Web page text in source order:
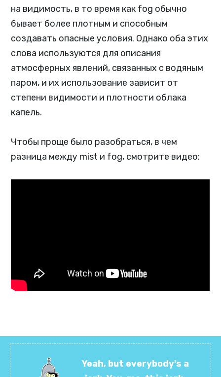
на видимость, в то время как fog обычно
бывает более плотным и способным
создавать опасные условия. Однако оба этих
слова используются для описания
атмосферных явлений, связанных с водяным
паром, и их использование зависит от
степени видимости и плотности облака
капель.
Чтобы проще было разобраться, в чем
разница между mist и fog, смотрите видео:
Yeah, but everybody's a